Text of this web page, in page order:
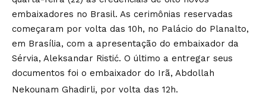
embaixadores no Brasil. As cerimônias reservadas
começaram por volta das 10h, no Palácio do Planalto,
em Brasília, com a apresentação do embaixador da
Sérvia, Aleksandar Ristić. O último a entregar seus
documentos foi o embaixador do Irã, Abdollah
Nekounam Ghadirli, por volta das 12h.